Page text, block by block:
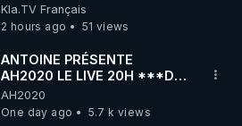
Kla.TV Français
2 hours ago
51 views
ANTOINE PRÉSENTE
AH2020 LE LIVE 20H ***DU
06/08/2026***
AH2020
One day ago
5.7 k views